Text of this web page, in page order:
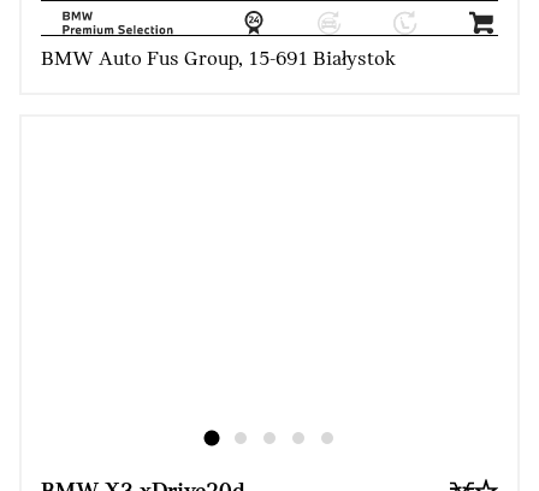
BMW Auto Fus Group, 15-691 Białystok